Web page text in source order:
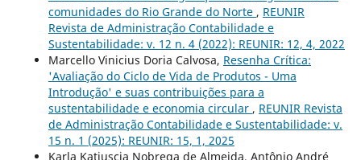
comunidades do Rio Grande do Norte , REUNIR
Revista de Administração Contabilidade e
Sustentabilidade: v. 12 n. 4 (2022): REUNIR: 12, 4, 2022
Marcello Vinicius Doria Calvosa, Resenha Crítica:
'Avaliação do Ciclo de Vida de Produtos - Uma
Introdução' e suas contribuições para a
sustentabilidade e economia circular , REUNIR Revista
de Administração Contabilidade e Sustentabilidade: v.
15 n. 1 (2025): REUNIR: 15, 1, 2025
Karla Katiuscia Nobrega de Almeida, Antônio André